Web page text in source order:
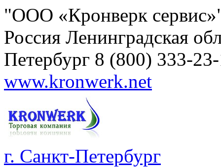
"ООО «Кронверк
Россия Ленинградская
Петербург 8 (800) 333-
www.kronwerk.net
г. Санкт-Петербург